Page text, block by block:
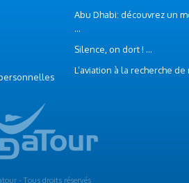
Abu Dhabi: découvrez un
...
Silence, on dort ! ...
L’aviation à la recherche de
- Tous droits réservés